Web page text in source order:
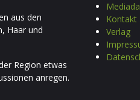
aus den
Haar und
Region etwas
anregen.
Kontakt
Verlag